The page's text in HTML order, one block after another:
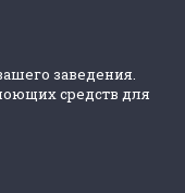
заведения.
средств для